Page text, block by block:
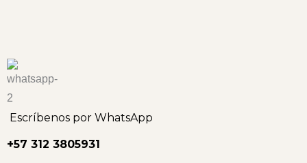
Escríbenos por WhatsApp
+57 312 3805931